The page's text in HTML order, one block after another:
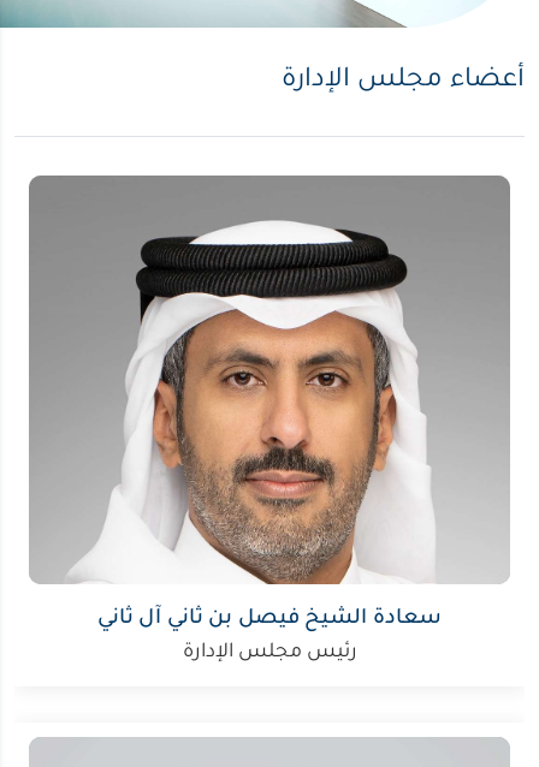
أعضاء مجلس الإدارة
سعادة الشيخ فيصل بن ثاني آل ثاني
رئيس مجلس الإدارة